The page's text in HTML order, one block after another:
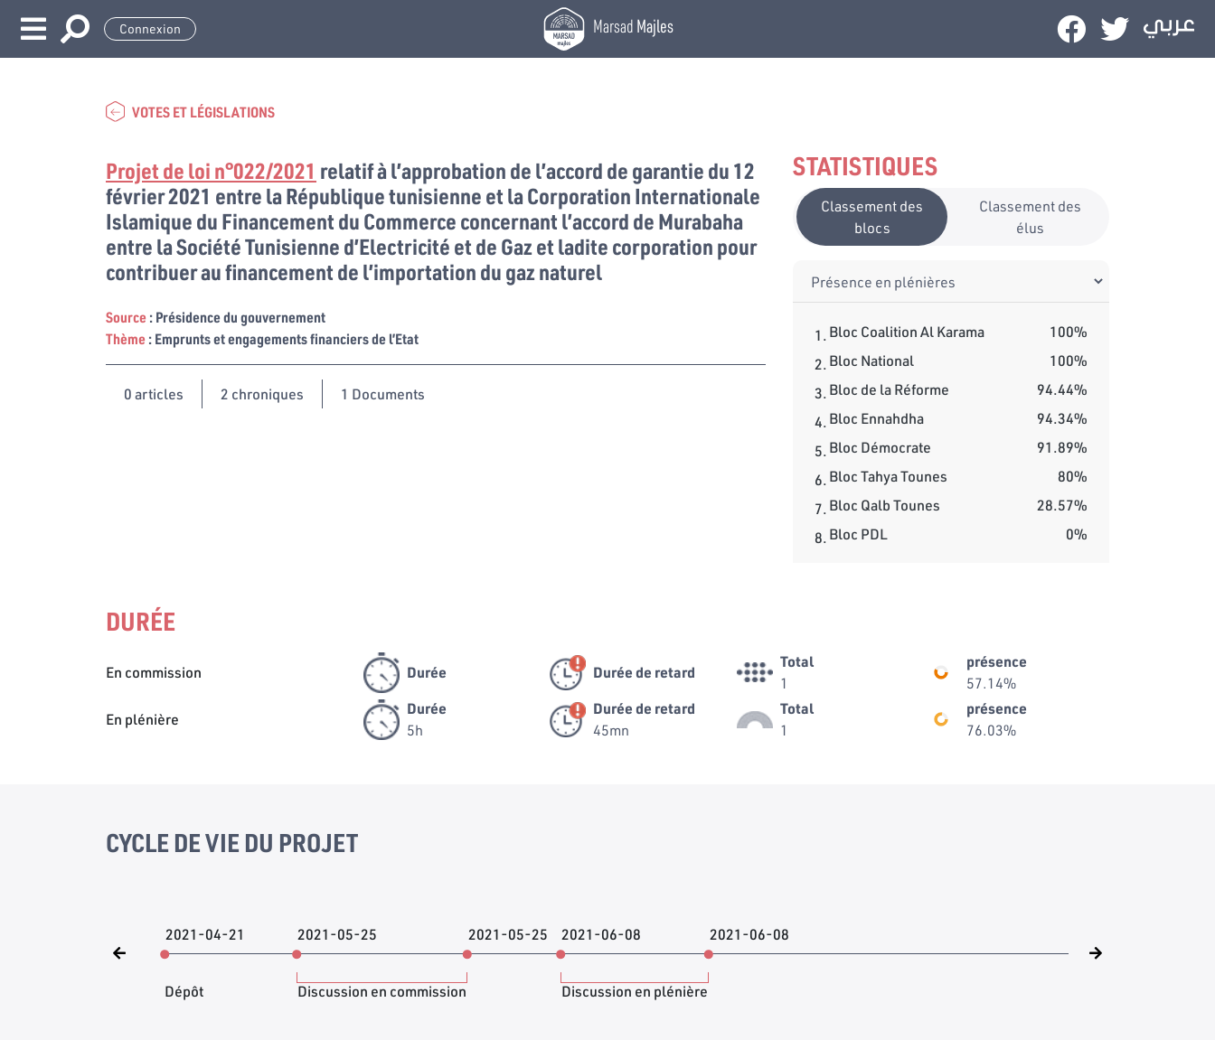
Connexion MarsadMajles
VOTES ET LÉGISLATIONS
STATISTIQUES
Classement des
blocs
Classement des
élus
1.Bloc Coalition Al Karama
100%
2.Bloc National
100%
3.Bloc de la Réforme
94.44%
4.Bloc Ennahdha
94.34%
5.Bloc Démocrate
91.89%
6.Bloc Tahya Tounes
80%
7.Bloc Qalb Tounes
28.57%
8.Bloc PDL 0%
Projet de loi n°022/2021 relatif à l’approbation de l’accord de garantie du 12
février 2021 entre la République tunisienne et la Corporation Internationale
Islamique du Financement du Commerce concernant l’accord de Murabaha
entre la Société Tunisienne d’Electricité et de Gaz et ladite corporation pour
contribuer au financement de l’importation du gaz naturel
Source: Présidence du gouvernement
Thème: Emprunts et engagements financiers de l’Etat
0articles 2 chroniques 1 Documents
DURÉE
En commission Durée Durée de retard
Total
1
présence
57.14%
En plénière
Durée
5h
Durée de retard
45mn
Total
1
présence
76.03%
CYCLE DE VIE DU PROJET
2021-04-21
Dépôt
2021-05-25 2021-05-25
Discussion en commission
2021-06-08 2021-06-08
Discussion en plénière